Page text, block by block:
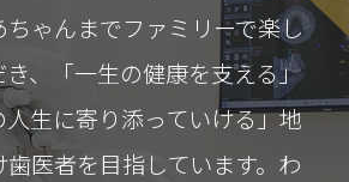
から通常通り診療致しま
ちゃんまでファミリーで楽し
き、「一生の健康を支える」
人生に寄り添っていける」地
医者を目指しています。わ